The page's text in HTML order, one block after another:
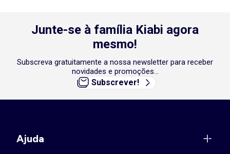
Junte-se à família Kiabi agora
mesmo!
Subscreva gratuitamente a nossa newsletter para receber
novidades e promoções...
Subscrever!
Ajuda